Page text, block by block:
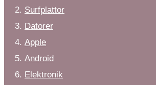
Surfplattor
Datorer
Apple
Android
Elektronik